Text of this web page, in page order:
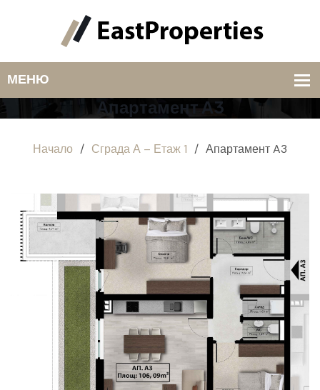
Апартамент A3
Начало / Сграда А – Етаж 1 / Апартамент A3